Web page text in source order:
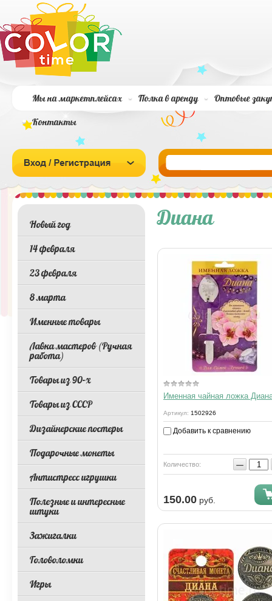
Мы на маркетплейсах Полка в аренду Оптовые
Контакты
Диана
Именная чайная ложка
Артикул: 1502926
Добавить к сравнению
Количество: −
150.00 руб.
Новый год
14 февраля
23 февраля
8 марта
Именные товары
Лавка мастеров (Ручная
работа)
Товары из 90-х
Товары из СССР
Дизайнерские постеры
Подарочные монеты
Антистресс игрушки
Полезные и интересные
штуки
Зажигалки
Головоломки
Игры